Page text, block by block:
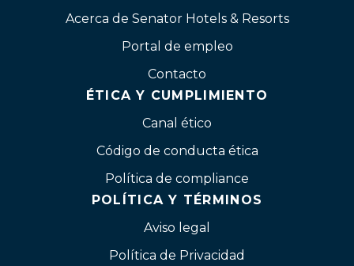
Acerca de Senator Hotels & Resorts
Portal de empleo
Contacto
ÉTICA Y CUMPLIMIENTO
Canal ético
Código de conducta ética
Política de compliance
POLÍTICA Y TÉRMINOS
Aviso legal
Política de Privacidad